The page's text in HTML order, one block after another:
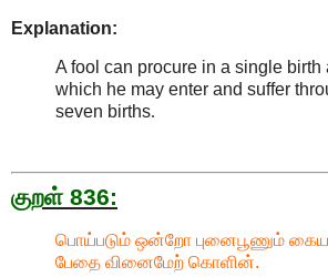
Explanation:
A fool can procure in a single birth
which he may enter and suffer
seven births.
குறள் 836:
பொய்படும் ஒன்றோ புனைபூணும்
பேதை வினைமேற் கொளின்.